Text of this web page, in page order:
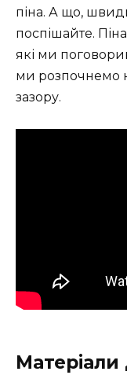
піна. А що,
поспішайте.
які ми
ми розпочнемо
зазору.
Матеріали